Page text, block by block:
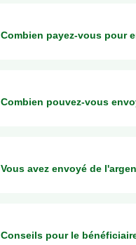
MTN
Combien payez-vous pour
Combien pouvez-vous
Envoi minimum 1,000 XAF
Vous avez envoyé de
Conseils pour le